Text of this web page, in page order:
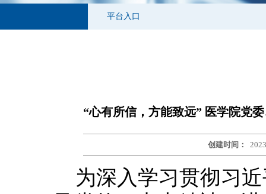
平台入口
“心有所信，方能致远” 医学院党
创建时间：
为深入学习贯彻习